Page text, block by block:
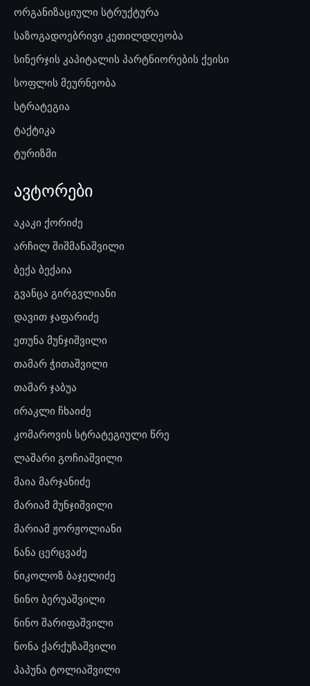
ორგანიზაციული სტრუქტურა
საზოგადოებრივი კეთილდღეობა
სინერჯის კაპიტალის პარტნიორების ქეისი
სოფლის მეურნეობა
სტრატეგია
ტაქტიკა
ტურიზმი
ავტორები
აკაკი ქორიძე
არჩილ შიშმანაშვილი
ბექა ბექაია
გვანცა გირგვლიანი
დავით ჯაფარიძე
ეთუნა მუნჯიშვილი
თამარ ჭითაშვილი
თამარ ჯაბუა
ირაკლი ჩხაიძე
კომაროვის სტრატეგიული წრე
ლაშარი გოჩიაშვილი
მაია მარჯანიძე
მარიამ მუნჯიშვილი
მარიამ ჟორჟოლიანი
ნანა ცერცვაძე
ნიკოლოზ ბაჯელიძე
ნინო ბერუაშვილი
ნინო შარიფაშვილი
ნონა ქარქუზაშვილი
პაპუნა ტოლიაშვილი